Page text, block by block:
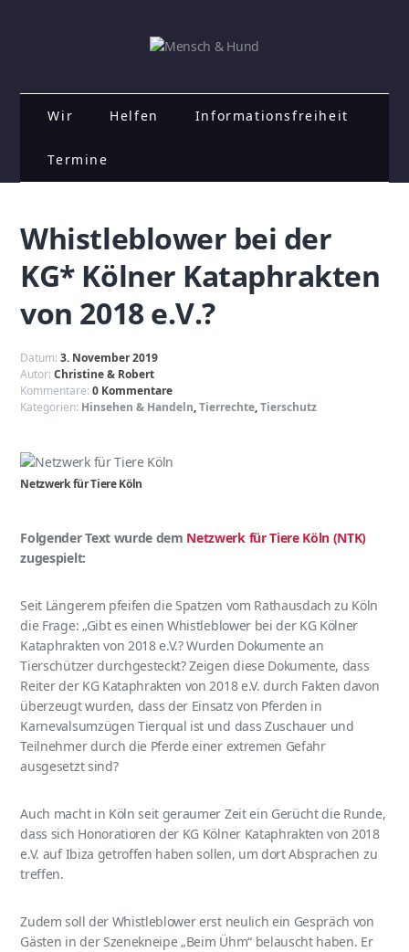
Wir Helfen Informationsfreiheit
Termine
Whistleblower bei der
KG* Kölner Kataphrakten
von 2018 e.V.?
Datum:3. November 2019
Autor:Christine & Robert
Kommentare:0 Kommentare
Kategorien: Hinsehen & Handeln,Tierrechte,Tierschutz
Netzwerk für Tiere Köln
Folgender Text wurde dem Netzwerk für Tiere Köln (NTK)
zugespielt:
Seit Längerem pfeifen die Spatzen vom Rathausdach zu Köln
die Frage: „Gibt es einen Whistleblower bei der KG Kölner
Kataphrakten von 2018 e.V.? Wurden Dokumente an
Tierschützer durchgesteckt? Zeigen diese Dokumente, dass
Reiter der KG Kataphrakten von 2018 e.V. durch Fakten davon
überzeugt wurden, dass der Einsatz von Pferden in
Karnevalsumzügen Tierqual ist und dass Zuschauer und
Teilnehmer durch die Pferde einer extremen Gefahr
ausgesetzt sind?
Auch macht in Köln seit geraumer Zeit ein Gerücht die Runde,
dass sich Honoratioren der KG Kölner Kataphrakten von 2018
e.V. auf Ibiza getroffen haben sollen, um dort Absprachen zu
treffen.
Zudem soll der Whistleblower erst neulich ein Gespräch von
Gästen in der Szenekneipe „Beim Ühm“ belauscht haben. Er